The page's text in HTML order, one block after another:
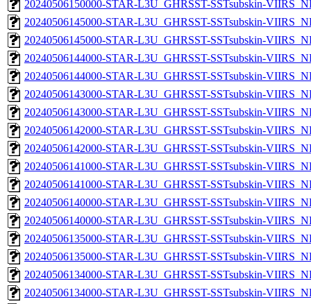
20240506150000-STAR-L3U_GHRSST-SSTsubskin-
20240506145000-STAR-L3U_GHRSST-SSTsubskin-
20240506145000-STAR-L3U_GHRSST-SSTsubskin-
20240506144000-STAR-L3U_GHRSST-SSTsubskin-
20240506144000-STAR-L3U_GHRSST-SSTsubskin-
20240506143000-STAR-L3U_GHRSST-SSTsubskin-
20240506143000-STAR-L3U_GHRSST-SSTsubskin-
20240506142000-STAR-L3U_GHRSST-SSTsubskin-
20240506142000-STAR-L3U_GHRSST-SSTsubskin-
20240506141000-STAR-L3U_GHRSST-SSTsubskin-
20240506141000-STAR-L3U_GHRSST-SSTsubskin-
20240506140000-STAR-L3U_GHRSST-SSTsubskin-
20240506140000-STAR-L3U_GHRSST-SSTsubskin-
20240506135000-STAR-L3U_GHRSST-SSTsubskin-
20240506135000-STAR-L3U_GHRSST-SSTsubskin-
20240506134000-STAR-L3U_GHRSST-SSTsubskin-
20240506134000-STAR-L3U_GHRSST-SSTsubskin-